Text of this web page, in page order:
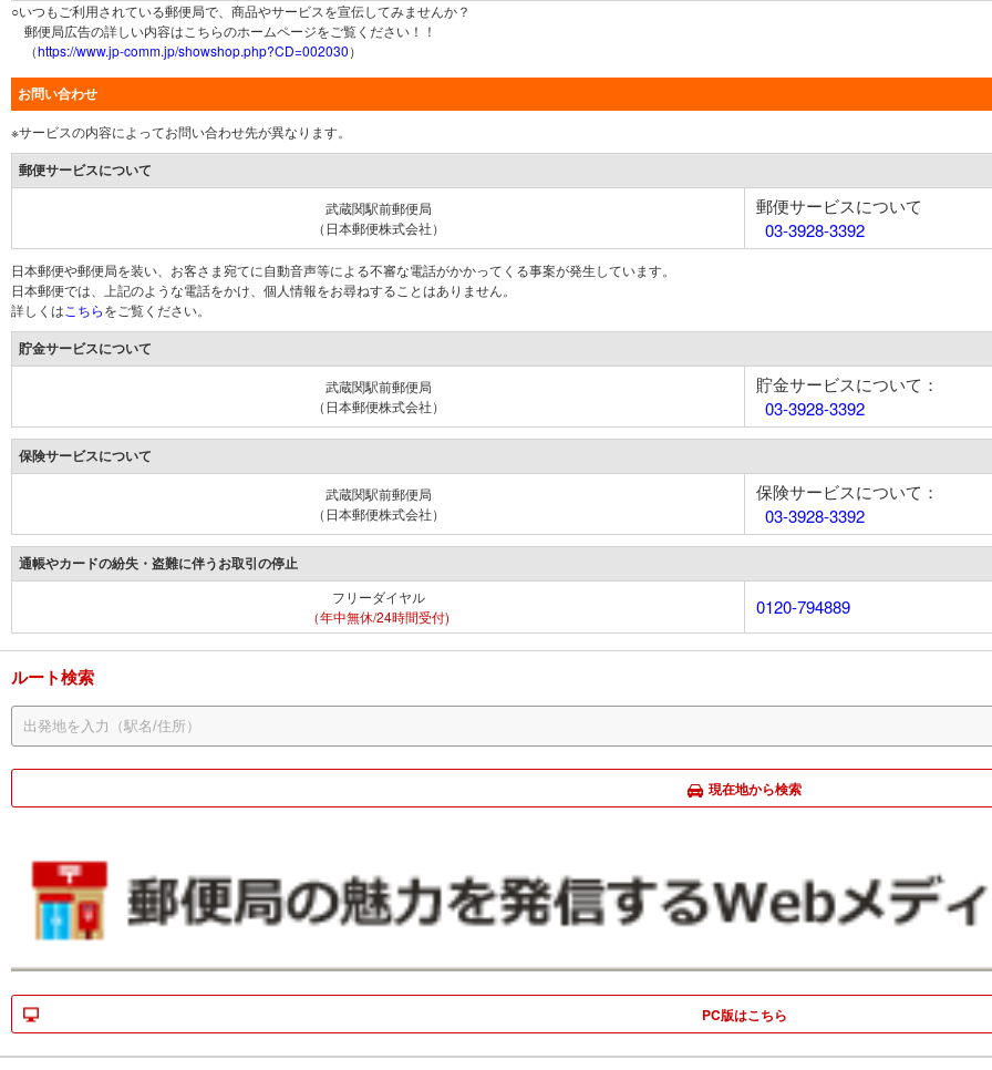
○いつもご利用されている郵便局で、商品やサービスを宣伝してみませんか？
郵便局広告の詳しい内容はこちらのホームページをご覧ください！！
（https://www.jp-comm.jp/showshop.php?CD=002030）
お問い合わせ
※サービスの内容によってお問い合わせ先が異なります。
郵便サービスについて
武蔵関駅前郵便局
（日本郵便株式会社）
郵便サービスについて
03-3928-3392
日本郵便や郵便局を装い、お客さま宛てに自動音声等による不審な電話がかかってくる事案が発生しています。
日本郵便では、上記のような電話をかけ、個人情報をお尋ねすることはありません。
詳しくは こちらをご覧ください。
貯金サービスについて
武蔵関駅前郵便局
（日本郵便株式会社）
貯金サービスについて：
03-3928-3392
保険サービスについて
武蔵関駅前郵便局
（日本郵便株式会社）
保険サービスについて：
03-3928-3392
通帳やカードの紛失・盗難に伴うお取引の停止
フリーダイヤル
（年中無休/24時間受付)
0120-794889
ルート検索
現在地から検索
PC版はこちら